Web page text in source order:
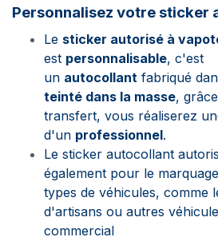
Personnalisez votre sticker
Le sticker autorisé à
est personnalisable, c'est
un autocollant fabriqué
teinté dans la masse,
transfert, vous réaliserez
d'un professionnel.
Le sticker autocollant
également pour le
types de véhicules, comme
d'artisans ou autres
commercial